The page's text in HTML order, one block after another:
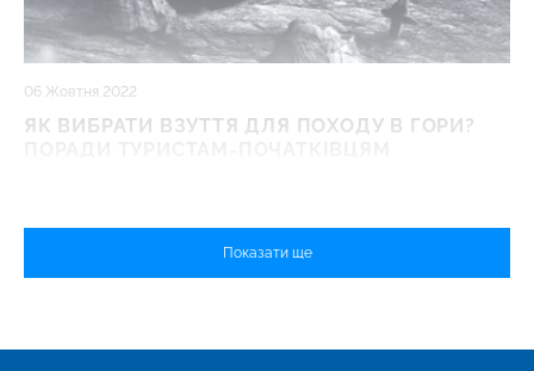
06 Жовтня 2022
ЯК ВИБРАТИ ВЗУТТЯ ДЛЯ ПОХОДУ В ГОРИ?
Показати ще